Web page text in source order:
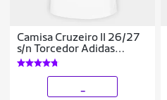
Camisa Cruzeiro II 26/27
s/n Torcedor Adidas
Feminina